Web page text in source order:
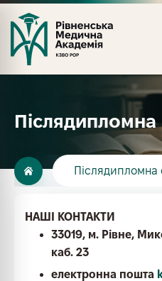
Післядипломна
Післядипломна
НАШІ КОНТАКТИ
33019, м. Рівне,
каб. 23
електронна пошта